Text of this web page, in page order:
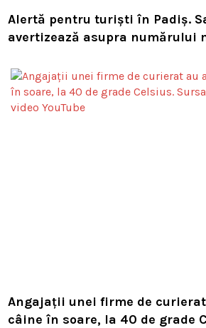
Alertă pentru turiști în Padiș.
avertizează asupra numărului
Angajații unei firme de
câine în soare, la 40 de grade